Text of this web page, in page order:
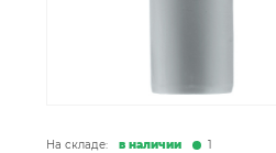
На складе: в наличии 1